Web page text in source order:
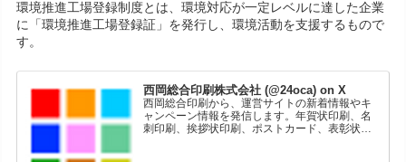
環境推進工場登録制度とは、環境対応が一定レベルに達した企業
に「環境推進工場登録証」を発行し、環境活動を支援するもので
す。
西岡総合印刷株式会社 (@24oca) on X
西岡総合印刷から、運営サイトの新着情報やキ
ャンペーン情報を発信します。年賀状印刷、名
刺印刷、挨拶状印刷、ポストカード、表彰状印